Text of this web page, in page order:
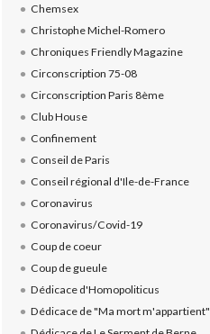
Chemsex
Christophe Michel-Romero
Chroniques Friendly Magazine
Circonscription 75-08
Circonscription Paris 8ème
Club House
Confinement
Conseil de Paris
Conseil régional d'Ile-de-France
Coronavirus
Coronavirus/Covid-19
Coup de coeur
Coup de gueule
Dédicace d'Homopoliticus
Dédicace de "Ma mort m'appartient"